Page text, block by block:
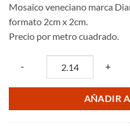
original
era:
$386.05.
Mosaico veneciano marca
formato 2cm x 2cm.
Precio por metro cuadrado.
- +
AÑADIR